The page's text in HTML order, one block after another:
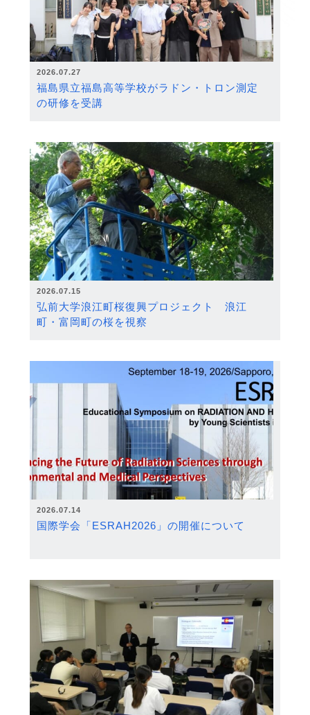
2026.07.27
福島県立福島高等学校がラドン・トロン測定
の研修を受講
2026.07.15
弘前大学浪江町桜復興プロジェクト 浪江
町・富岡町の桜を視察
2026.07.14
国際学会「ESRAH2026」の開催について